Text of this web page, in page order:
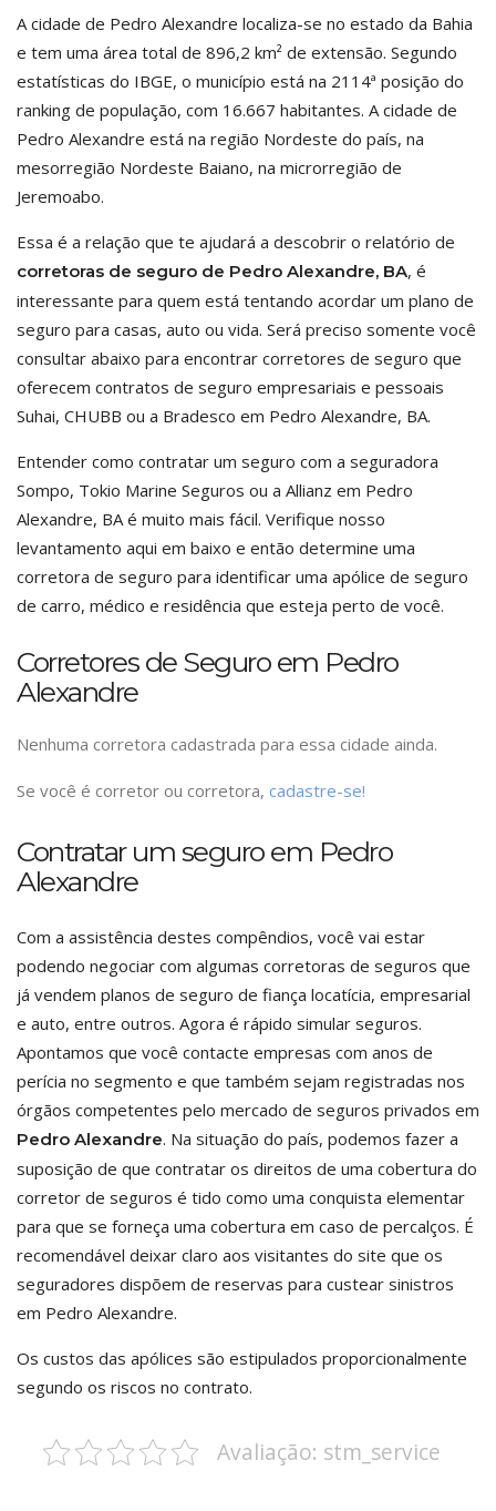
A cidade de Pedro Alexandre localiza-se no estado da Bahia
e tem uma área total de 896,2 km² de extensão. Segundo
estatísticas do IBGE, o município está na 2114ª posição do
ranking de população, com 16.667 habitantes. A cidade de
Pedro Alexandre está na região Nordeste do país, na
mesorregião Nordeste Baiano, na microrregião de
Jeremoabo.
Essa é a relação que te ajudará a descobrir o relatório de
corretoras de seguro de Pedro Alexandre, BA, é
interessante para quem está tentando acordar um plano de
seguro para casas, auto ou vida. Será preciso somente você
consultar abaixo para encontrar corretores de seguro que
oferecem contratos de seguro empresariais e pessoais
Suhai, CHUBB ou a Bradesco em Pedro Alexandre, BA.
Entender como contratar um seguro com a seguradora
Sompo, Tokio Marine Seguros ou a Allianz em Pedro
Alexandre, BA é muito mais fácil. Verifique nosso
levantamento aqui em baixo e então determine uma
corretora de seguro para identificar uma apólice de seguro
de carro, médico e residência que esteja perto de você.
Corretores de Seguro em Pedro
Alexandre
Nenhuma corretora cadastrada para essa cidade ainda.
Se você é corretor ou corretora, cadastre-se!
Contratar um seguro em Pedro
Alexandre
Com a assistência destes compêndios, você vai estar
podendo negociar com algumas corretoras de seguros que
já vendem planos de seguro de fiança locatícia, empresarial
e auto, entre outros. Agora é rápido simular seguros.
Apontamos que você contacte empresas com anos de
perícia no segmento e que também sejam registradas nos
órgãos competentes pelo mercado de seguros privados em
Pedro Alexandre. Na situação do país, podemos fazer a
suposição de que contratar os direitos de uma cobertura do
corretor de seguros é tido como uma conquista elementar
para que se forneça uma cobertura em caso de percalços. É
recomendável deixar claro aos visitantes do site que os
seguradores dispõem de reservas para custear sinistros
em Pedro Alexandre.
Os custos das apólices são estipulados proporcionalmente
segundo os riscos no contrato.
Avaliação: stm_service